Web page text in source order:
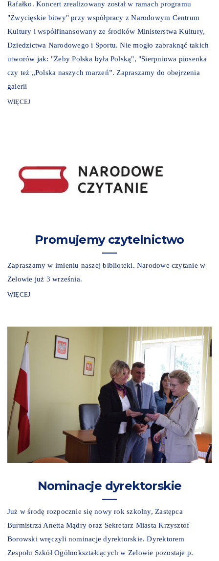
Rafałko. Koncert zrealizowany został w ramach programu
"Zwycięskie bitwy" przy współpracy z Narodowym Centrum
Kultury i współfinansowany ze środków Ministerstwa Kultury,
Dziedzictwa Narodowego i Sportu. Nie mogło zabraknąć takich
utworów jak: "Żeby Polska była Polską", "Sierpniowa piosenka
czy też „Polska naszych marzeń”. Zapraszamy do obejrzenia
galerii
WIĘCEJ
Promujemy czytelnictwo
Zapraszamy w imieniu naszej biblioteki. Narodowe czytanie w
Zelowie już 3 września.
WIĘCEJ
Nominacje dyrektorskie
Już w środę rozpocznie się nowy rok szkolny, Zastępca
Burmistrza Anetta Mądry oraz Sekretarz Miasta Krzysztof
Borowski wręczyli nominacje dyrektorskie. Dyrektorem
Zespołu Szkół Ogólnokształcących w Zelowie pozostaje p.